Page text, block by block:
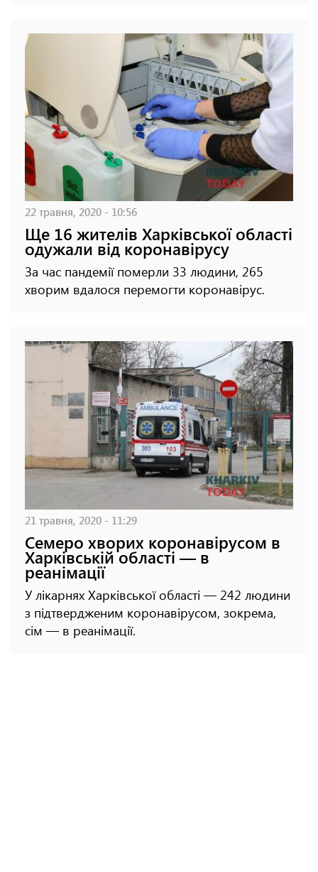
22 травня, 2020 - 10:56
Ще 16 жителів Харківської області
одужали від коронавірусу
За час пандемії померли 33 людини, 265
хворим вдалося перемогти коронавірус.
21 травня, 2020 - 11:29
Семеро хворих коронавірусом в
Харківській області — в
реанімації
У лікарнях Харківської області — 242 людини
з підтвердженим коронавірусом, зокрема,
сім — в реанімації.